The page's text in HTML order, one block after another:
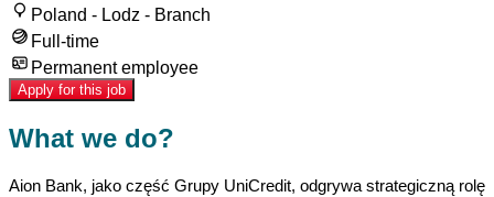
Poland - Lodz - Branch
Full-time
Permanent employee
Apply for this job
What we do?
Aion Bank, jako część Grupy UniCredit, odgrywa strategiczną rolę